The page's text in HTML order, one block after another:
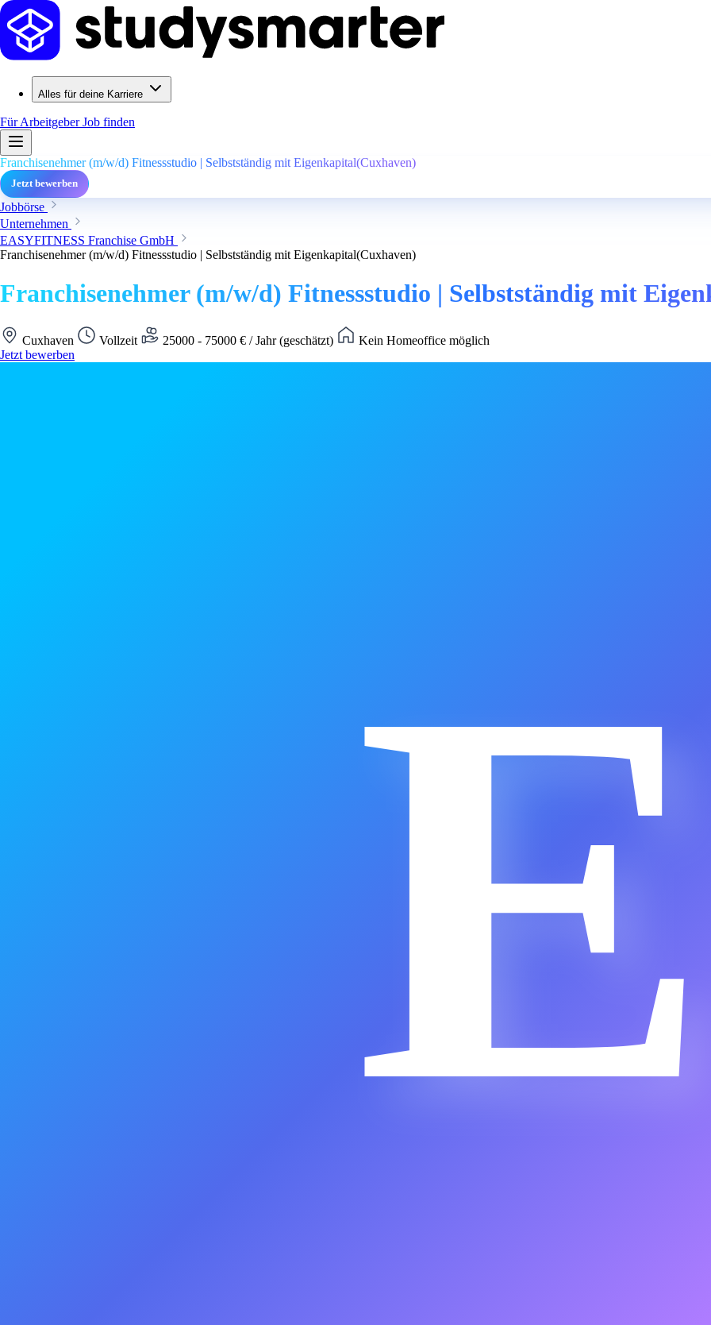
Alles für deine Karriere
Für ArbeitgeberJob finden
Franchisenehmer (m/w/d) Fitnessstudio | Selbstständig mit Eigenkapital(Cuxhaven)
Jetzt bewerben
Jobbörse
Unternehmen
EASYFITNESS Franchise GmbH
Franchisenehmer (m/w/d) Fitnessstudio | Selbstständig mit Eigenkapital(Cuxhaven)
Franchisenehmer (m/w/d) Fitnessstudio | Selbstständig mit
Cuxhaven Vollzeit 25000 - 75000 € / Jahr (geschätzt)
Kein Homeoffice möglich
Jetzt bewerben
E